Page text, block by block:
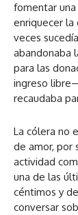
fomentar
enriquecer la
veces
abandonaba
para las
ingreso
recaudaba
La cólera no
de amor, por
actividad
una de las
céntimos y
conversar